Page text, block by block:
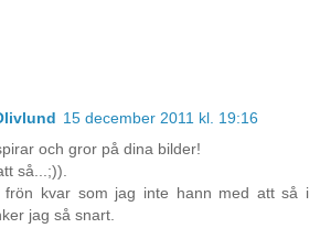
15 december 2011 kl. 19:16
och gror på dina bilder!
så...;)).
kvar som jag inte hann med att så i
jag så snart.